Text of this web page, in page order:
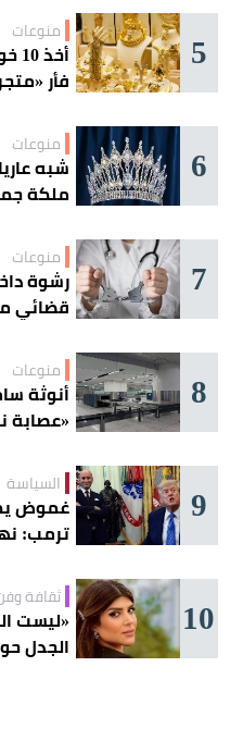
5 منوعات
فأر
6 منوعات
شبه
ملكة
7 منوعات
رشوة
قضائي
8 منوعات
«عصابة
9 السياسة
غموض
ترمب:
10 ثقافة
«ليست
الجدل